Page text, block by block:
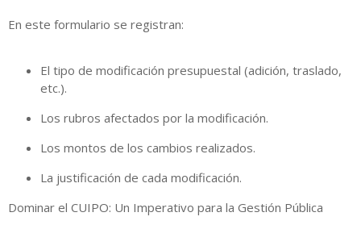
En este formulario se registran:
El tipo de modificación presupuestal (adición, traslado,
etc.).
Los rubros afectados por la modificación.
Los montos de los cambios realizados.
La justificación de cada modificación.
Dominar el CUIPO: Un Imperativo para la Gestión Pública